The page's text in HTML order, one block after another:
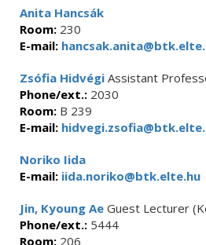
Anita Hancsák
Room: 230
E-mail:
Zsófia Hidvégi Assistant
Phone/ext.: 2030
Room: B 239
E-mail:
Noriko Iida
E-mail: iida.noriko@btk.elte.hu
Jin, Kyoung Ae Guest Lecturer
Phone/ext.: 5444
Room: 206